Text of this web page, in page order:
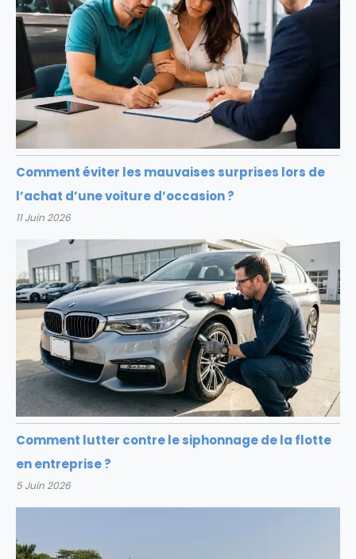
Comment éviter les mauvaises surprises lors de
l’achat d’une voiture d’occasion ?
11 Juin 2026
Comment lutter contre le siphonnage de la flotte
en entreprise ?
5 Juin 2026